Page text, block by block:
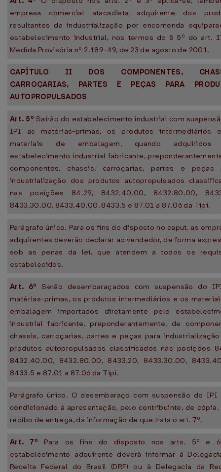
empresa comercial atacadista adquirente dos
resultantes da industrialização por encomenda
estabelecimento industrial, nos termos do § 5º do art.
Medida Provisória nº 2.189-49, de 23 de agosto de 2001.
CAPÍTULO II DOS COMPONENTES,
CARROÇARIAS, PARTES E PEÇAS PARA
AUTOPROPULSADOS
Art. 5º Sairão do estabelecimento industrial com
IPI as matérias-primas, os produtos intermediários
materiais de embalagem, quando adquiridos
estabelecimento industrial fabricante,
componentes, chassis, carroçarias, partes e peças
industrialização dos produtos autopropulsados
nas posições 84.29, 8432.40.00, 8432.80.00,
8433.30.00, 8433.40.00, 8433.5 e 87.01 a 87.06 da Tipi.
Parágrafo único. Para os fins do disposto no caput, as
adquirentes deverão declarar ao vendedor, de forma
sob as penas da lei, que atendem a todos os
estabelecidos.
Art. 6º Serão desembaraçados com suspensão do
matérias-primas, os produtos intermediários e os
embalagem importados diretamente pelo
industrial fabricante, preponderantemente, de
chassis, carroçarias, partes e peças para
produtos autopropulsados classificados nas posições
8432.40.00, 8432.80.00, 8433.20, 8433.30.00,
8433.5 e 87.01 a 87.06 da Tipi.
Parágrafo único. O desembaraço com suspensão do IPI
condicionado à apresentação, pelo contribuinte, de cópia,
recibo de entrega, da informação de que trata o art. 7º.
Art. 7º Para os fins do disposto nos arts. 5º e
estabelecimento adquirente deverá informar à
Receita Federal do Brasil (DRF) ou à Delegacia da